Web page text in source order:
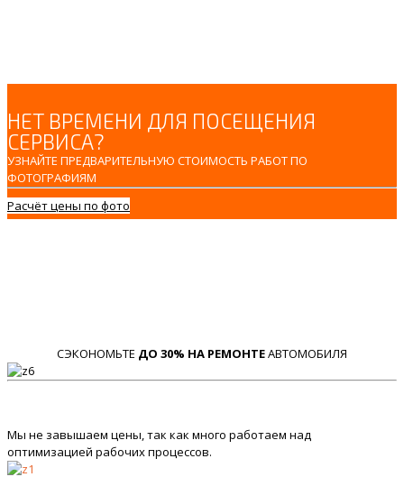
НЕТ ВРЕМЕНИ ДЛЯ ПОСЕЩЕНИЯ
СЕРВИСА?
УЗНАЙТЕ ПРЕДВАРИТЕЛЬНУЮ СТОИМОСТЬ РАБОТ ПО
ФОТОГРАФИЯМ
Расчёт цены по фото
СЭКОНОМЬТЕ ДО 30% НА РЕМОНТЕАВТОМОБИЛЯ
Мы не завышаем цены, так как много работаем над
оптимизацией рабочих процессов.